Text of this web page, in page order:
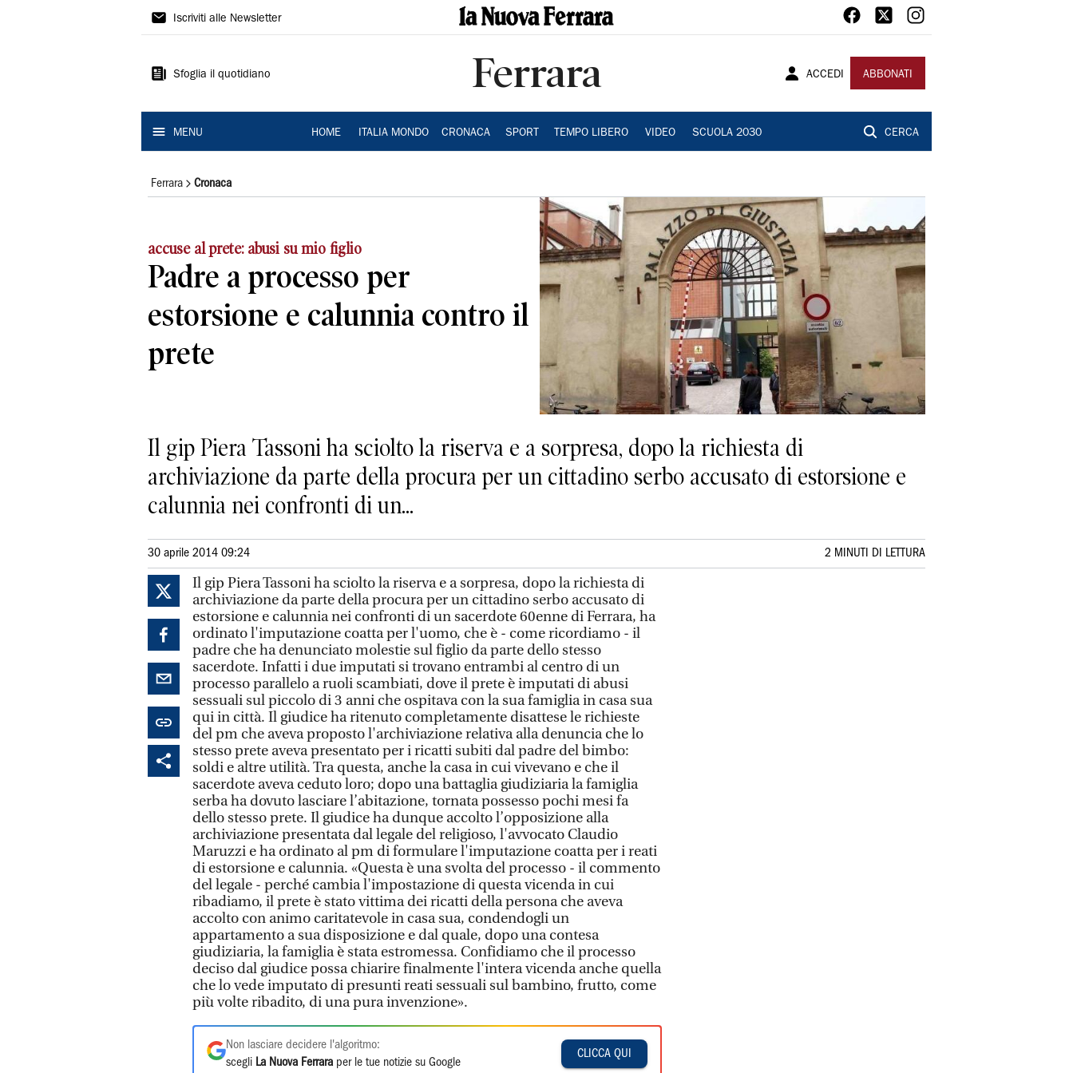
La
Ferrara
Iscriviti alle Newsletter
Sfoglia il quotidiano Ferrara ACCEDI ABBONATI
MENU HOME ITALIA MONDO CRONACA SPORT TEMPO LIBERO VIDEO SCUOLA 2030 CERCA
Ferrara Cronaca
accuse al prete: abusi su mio figlio
Padre a processo per
estorsione e calunnia contro il
prete
Il gip Piera Tassoni ha sciolto la riserva e a sorpresa, dopo la richiesta di
archiviazione da parte della procura per un cittadino serbo accusato di estorsione e
calunnia nei confronti di un...
30 aprile 2014 09:24 2 MINUTI DI LETTURA
Il gip Piera Tassoni ha sciolto la riserva e a sorpresa, dopo la richiesta di
archiviazione da parte della procura per un cittadino serbo accusato di
estorsione e calunnia nei confronti di un sacerdote 60enne di Ferrara, ha
ordinato l'imputazione coatta per l'uomo, che è - come ricordiamo - il
padre che ha denunciato molestie sul figlio da parte dello stesso
sacerdote. Infatti i due imputati si trovano entrambi al centro di un
processo parallelo a ruoli scambiati, dove il prete è imputati di abusi
sessuali sul piccolo di 3 anni che ospitava con la sua famiglia in casa sua
qui in città. Il giudice ha ritenuto completamente disattese le richieste
del pm che aveva proposto l'archiviazione relativa alla denuncia che lo
stesso prete aveva presentato per i ricatti subiti dal padre del bimbo:
soldi e altre utilità. Tra questa, anche la casa in cui vivevano e che il
sacerdote aveva ceduto loro; dopo una battaglia giudiziaria la famiglia
serba ha dovuto lasciare l’abitazione, tornata possesso pochi mesi fa
dello stesso prete. Il giudice ha dunque accolto l’opposizione alla
archiviazione presentata dal legale del religioso, l'avvocato Claudio
Maruzzi e ha ordinato al pm di formulare l'imputazione coatta per i reati
di estorsione e calunnia. «Questa è una svolta del processo - il commento
del legale - perché cambia l'impostazione di questa vicenda in cui
ribadiamo, il prete è stato vittima dei ricatti della persona che aveva
accolto con animo caritatevole in casa sua, condendogli un
appartamento a sua disposizione e dal quale, dopo una contesa
giudiziaria, la famiglia è stata estromessa. Confidiamo che il processo
deciso dal giudice possa chiarire finalmente l'intera vicenda anche quella
che lo vede imputato di presunti reati sessuali sul bambino, frutto, come
più volte ribadito, di una pura invenzione».
Non lasciare decidere l'algoritmo:
scegli La Nuova Ferrara per le tue notizie su Google
CLICCA QUI